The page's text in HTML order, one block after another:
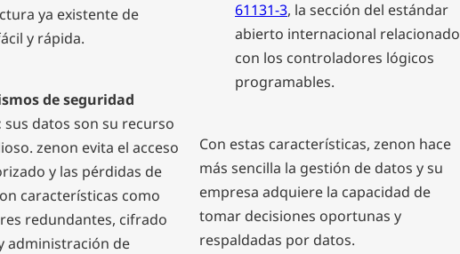
ya existente de
y rápida.
de seguridad
sus datos son su recurso
zenon evita el acceso
y las pérdidas de
características como
redundantes, cifrado
administración de
61131-3, la sección del estándar
abierto internacional relacionado
con los controladores lógicos
programables.
Con estas características, zenon hace
más sencilla la gestión de datos y su
empresa adquiere la capacidad de
tomar decisiones oportunas y
respaldadas por datos.